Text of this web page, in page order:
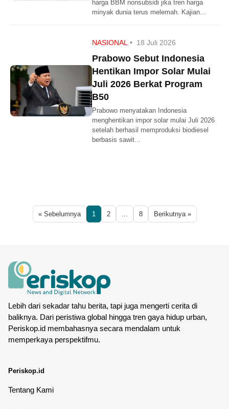
harga BBM nonsubsidi jika tren harga
minyak dunia terus melemah. Kajian...
NASIONAL • 18 Juli 2026
Prabowo Sebut Indonesia
Hentikan Impor Solar Mulai
Juli 2026 Berkat Program
B50
Prabowo menyatakan Indonesia
menghentikan impor solar mulai Juli 2026
setelah berhasil memproduksi biodiesel
berbasis sawit...
« Sebelumnya 1 2 8 Berikutnya »
Lebih dari sekadar tahu berita, tapi juga mengerti cerita di
baliknya. Dari peristiwa global hingga tren gaya hidup urban,
Periskop.id membahasnya secara mendalam untuk
memperkaya perspektifmu.
Periskop.id
Tentang Kami